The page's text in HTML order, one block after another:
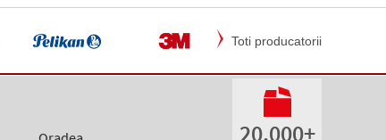
Toti producatorii
20.000+